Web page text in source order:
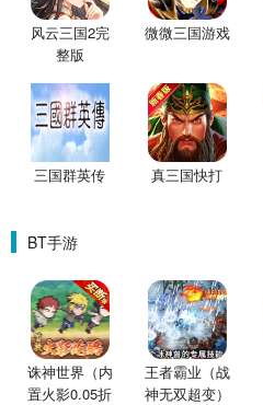
风云三国2完
整版
微微三国游戏
三国群英传 真三国快打
BT手游
诛神世界（内
置火影0.05折
王者霸业（战
神无双超变）